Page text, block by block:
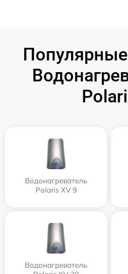
Водонагреватель
Polaris XV 9
Водонагреватель